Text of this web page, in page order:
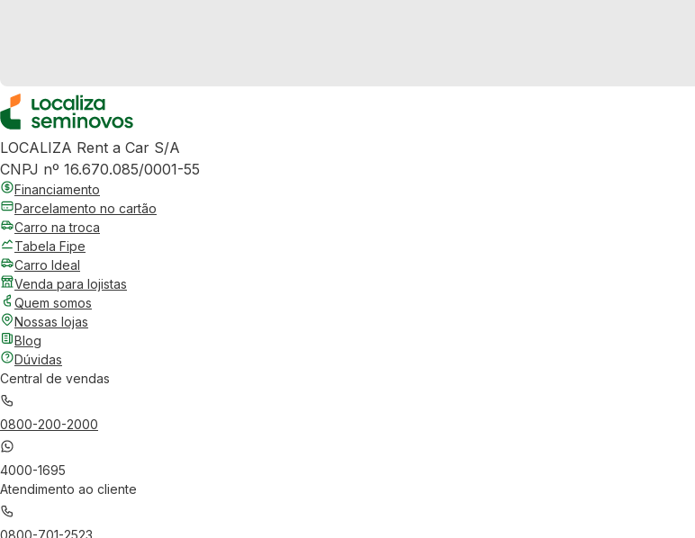
LOCALIZA Rent a Car S/A
CNPJ nº 16.670.085/0001-55
Financiamento
Parcelamento no cartão
Carro na troca
Tabela Fipe
Carro Ideal
Venda para lojistas
Quem somos
Nossas lojas
Blog
Dúvidas
Central de vendas
0800-200-2000
4000-1695
Atendimento ao cliente
0800-701-2523